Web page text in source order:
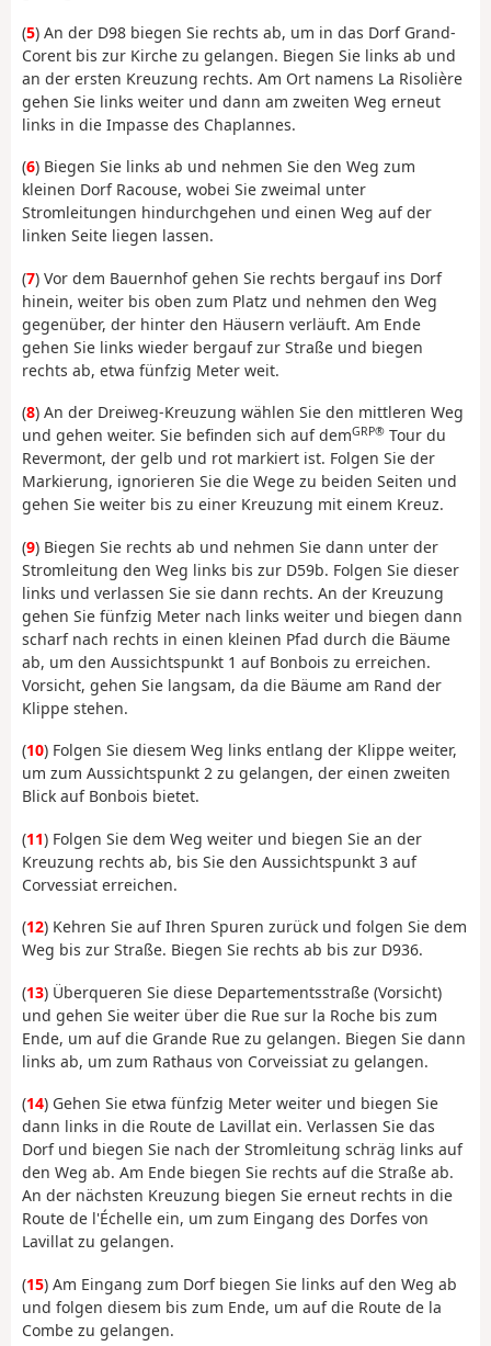
(5) An der D98 biegen Sie rechts ab, um in das Dorf Grand-
Corent bis zur Kirche zu gelangen. Biegen Sie links ab und
an der ersten Kreuzung rechts. Am Ort namens La Risolière
gehen Sie links weiter und dann am zweiten Weg erneut
links in die Impasse des Chaplannes.
(6) Biegen Sie links ab und nehmen Sie den Weg zum
kleinen Dorf Racouse, wobei Sie zweimal unter
Stromleitungen hindurchgehen und einen Weg auf der
linken Seite liegen lassen.
(7) Vor dem Bauernhof gehen Sie rechts bergauf ins Dorf
hinein, weiter bis oben zum Platz und nehmen den Weg
gegenüber, der hinter den Häusern verläuft. Am Ende
gehen Sie links wieder bergauf zur Straße und biegen
rechts ab, etwa fünfzig Meter weit.
(8) An der Dreiweg-Kreuzung wählen Sie den mittleren Weg
und gehen weiter. Sie befinden sich auf demGRP® Tour du
Revermont, der gelb und rot markiert ist. Folgen Sie der
Markierung, ignorieren Sie die Wege zu beiden Seiten und
gehen Sie weiter bis zu einer Kreuzung mit einem Kreuz.
(9) Biegen Sie rechts ab und nehmen Sie dann unter der
Stromleitung den Weg links bis zur D59b. Folgen Sie dieser
links und verlassen Sie sie dann rechts. An der Kreuzung
gehen Sie fünfzig Meter nach links weiter und biegen dann
scharf nach rechts in einen kleinen Pfad durch die Bäume
ab, um den Aussichtspunkt 1 auf Bonbois zu erreichen.
Vorsicht, gehen Sie langsam, da die Bäume am Rand der
Klippe stehen.
(10) Folgen Sie diesem Weg links entlang der Klippe weiter,
um zum Aussichtspunkt 2 zu gelangen, der einen zweiten
Blick auf Bonbois bietet.
(11) Folgen Sie dem Weg weiter und biegen Sie an der
Kreuzung rechts ab, bis Sie den Aussichtspunkt 3 auf
Corvessiat erreichen.
(12) Kehren Sie auf Ihren Spuren zurück und folgen Sie dem
Weg bis zur Straße. Biegen Sie rechts ab bis zur D936.
(13) Überqueren Sie diese Departementsstraße (Vorsicht)
und gehen Sie weiter über die Rue sur la Roche bis zum
Ende, um auf die Grande Rue zu gelangen. Biegen Sie dann
links ab, um zum Rathaus von Corveissiat zu gelangen.
(14) Gehen Sie etwa fünfzig Meter weiter und biegen Sie
dann links in die Route de Lavillat ein. Verlassen Sie das
Dorf und biegen Sie nach der Stromleitung schräg links auf
den Weg ab. Am Ende biegen Sie rechts auf die Straße ab.
An der nächsten Kreuzung biegen Sie erneut rechts in die
Route de l'Échelle ein, um zum Eingang des Dorfes von
Lavillat zu gelangen.
(15) Am Eingang zum Dorf biegen Sie links auf den Weg ab
und folgen diesem bis zum Ende, um auf die Route de la
Combe zu gelangen.